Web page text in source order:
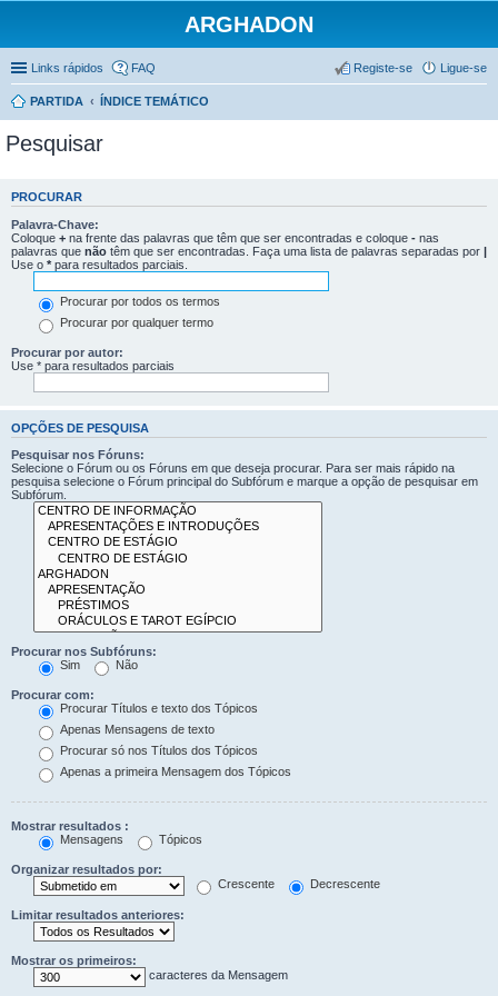
ARGHADON
Links rápidos FAQ Ligue-se
Registe-se
PARTIDA ÍNDICE TEMÁTICO
Pesquisar
PROCURAR
Palavra-Chave:
Coloque + na frente das palavras que têm que ser encontradas e coloque - nas
palavras que não têm que ser encontradas. Faça uma lista de palavras separadas por |
Use o * para resultados parciais.
Procurar por todos os termos
Procurar por qualquer termo
Procurar por autor:
Use * para resultados parciais
OPÇÕES DE PESQUISA
Pesquisar nos Fóruns:
Selecione o Fórum ou os Fóruns em que deseja procurar. Para ser mais rápido na
pesquisa selecione o Fórum principal do Subfórum e marque a opção de pesquisar em
Subfórum.
Procurar nos Subfóruns:
Sim
Não
Procurar com:
Procurar Títulos e texto dos Tópicos
Apenas Mensagens de texto
Procurar só nos Títulos dos Tópicos
Apenas a primeira Mensagem dos Tópicos
Mostrar resultados :
Mensagens
Tópicos
Organizar resultados por:
Crescente
Decrescente
Limitar resultados anteriores:
Mostrar os primeiros:
caracteres da Mensagem